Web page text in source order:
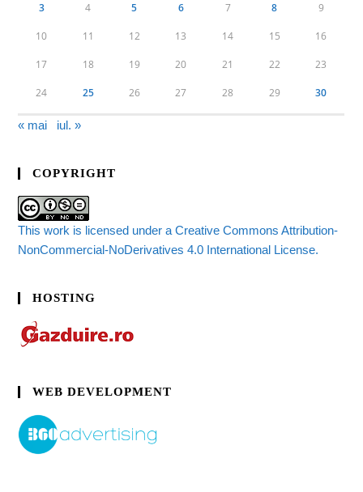
3 4 5 6 7 8 9
10 11 12 13 14 15 16
17 18 19 20 21 22 23
24 25 26 27 28 29 30
« mai iul. »
COPYRIGHT
This work is licensed under a Creative Commons Attribution-
NonCommercial-NoDerivatives 4.0 International License.
HOSTING
WEB DEVELOPMENT